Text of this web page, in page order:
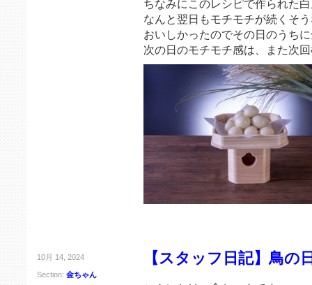
ちなみにこのレシピで作られた
なんと翌日もモチモチが続くそ
おいしかったのでその日のうち
次の日のモチモチ感は、また次
10月 14, 2024
Section: 金ちゃん
【スタッフ日記】鳥の